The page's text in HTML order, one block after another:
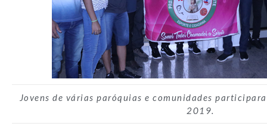
Jovens de várias paróquias e comunidades
2019.